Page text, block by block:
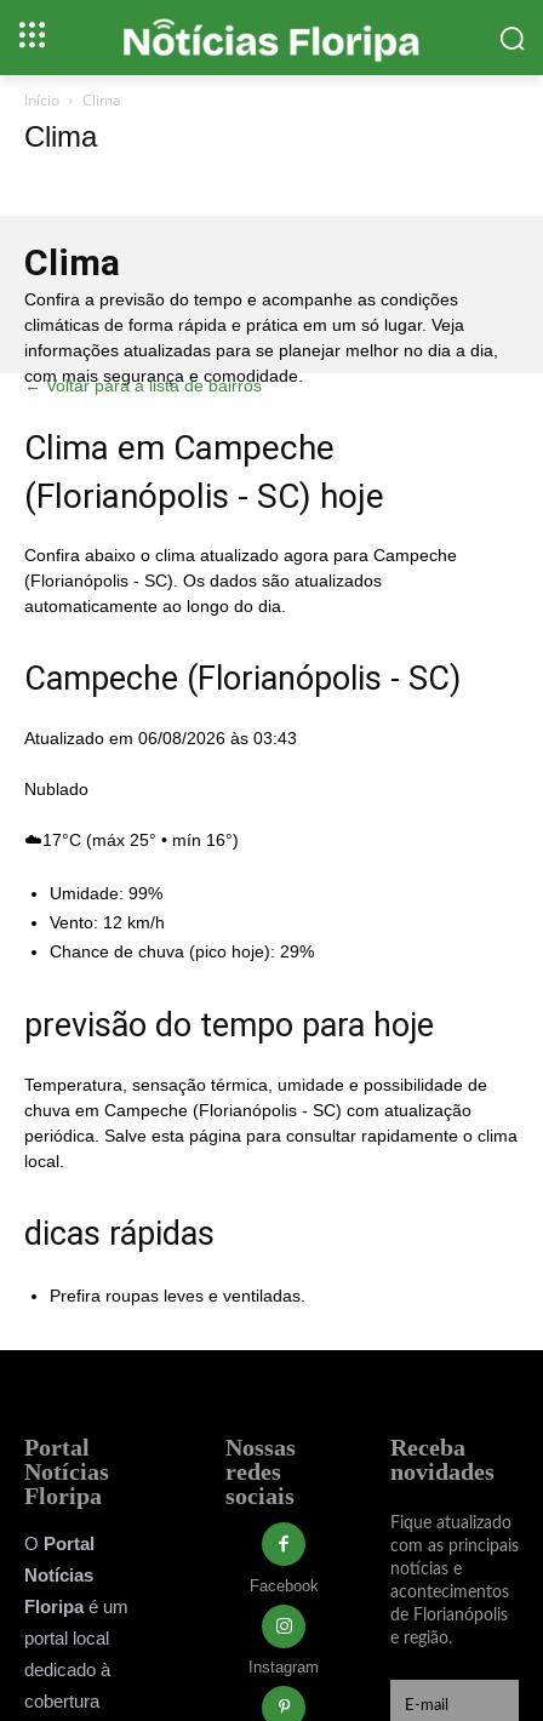
Início Clima
Clima
Clima
Confira a previsão do tempo e acompanhe as condições
climáticas de forma rápida e prática em um só lugar. Veja
informações atualizadas para se planejar melhor no dia a dia,
com mais segurança e comodidade.
← Voltar para a lista de bairros
Clima em Campeche
(Florianópolis - SC) hoje
Confira abaixo o clima atualizado agora para Campeche
(Florianópolis - SC). Os dados são atualizados
automaticamente ao longo do dia.
Campeche (Florianópolis - SC)
Atualizado em 06/08/2026 às 03:43
Nublado
☁️17°C (máx 25° • mín 16°)
Umidade: 99%
Vento: 12 km/h
Chance de chuva (pico hoje): 29%
previsão do tempo para hoje
Temperatura, sensação térmica, umidade e possibilidade de
chuva em Campeche (Florianópolis - SC) com atualização
periódica. Salve esta página para consultar rapidamente o clima
local.
dicas rápidas
Prefira roupas leves e ventiladas.
Portal
Notícias
Floripa
O Portal
Notícias
Floripaé um
portal local
dedicado à
cobertura
Nossas
redes
sociais
Facebook
Instagram
Receba
novidades
Fique atualizado
com as principais
notícias e
acontecimentos
de Florianópolis
e região.